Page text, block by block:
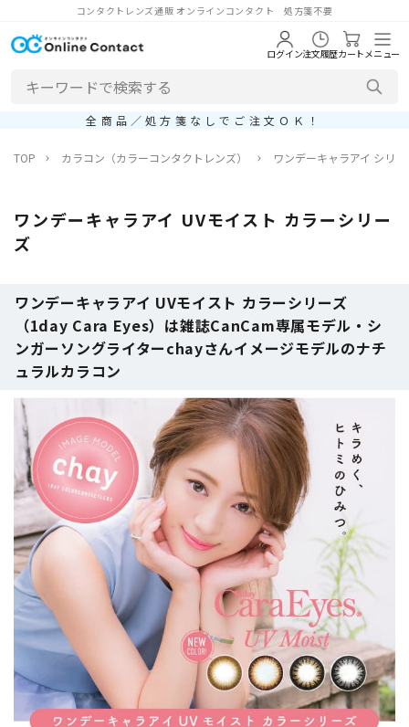
コンタクトレンズ通販 オンラインコンタクト 処方箋不要
ログイン注文履歴カートメニュー
全商品／処方箋なしでご注文ＯＫ！
TOP カラコン（カラーコンタクトレンズ） ワンデーキャラアイ シリー
ワンデーキャラアイ UVモイスト カラーシリー
ズ
ワンデーキャラアイ UVモイスト カラーシリーズ
（1day Cara Eyes）は雑誌CanCam専属モデル・シ
ンガーソングライターchayさんイメージモデルのナチ
ュラルカラコン